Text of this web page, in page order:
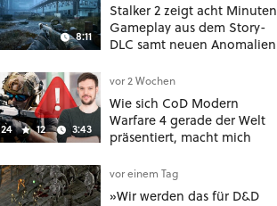
8:11
Stalker 2 zeigt acht Minuten
Gameplay aus dem Story-
DLC samt neuen Anomalien
12 3:43
vor 2 Wochen
Wie sich CoD Modern
Warfare 4 gerade der Welt
präsentiert, macht mich
vor einem Tag
»Wir werden das für D&D